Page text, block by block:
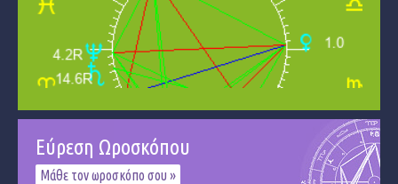
Εύρεση Ωροσκόπου
Μάθε τον ωροσκόπο σου »